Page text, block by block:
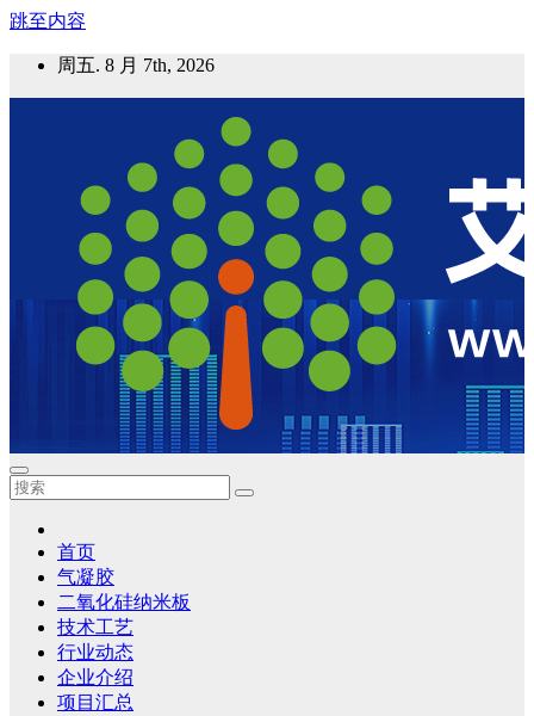
跳至内容
周五. 8 月 7th, 2026
艾邦气凝胶论坛
气凝胶材料及应用，产业链动态；气凝胶在新能源如锂电、储
首页
气凝胶
二氧化硅纳米板
技术工艺
行业动态
企业介绍
项目汇总